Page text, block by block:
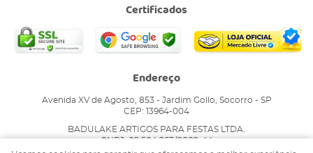
Certificados
Endereço
Avenida XV de Agosto, 853- Jardim Gollo, Socorro - SP
CEP: 13964-004
BADULAKE ARTIGOS PARA FESTAS LTDA.
CNPJ: 02.504.263/0002-44